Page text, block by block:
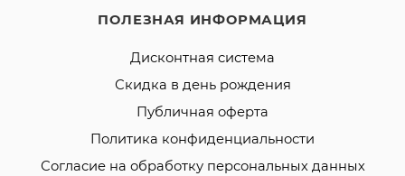
ПОЛЕЗНАЯ ИНФОРМАЦИЯ
Дисконтная система
Скидка в день рождения
Публичная оферта
Политика конфиденциальности
Согласие на обработку персональных данных